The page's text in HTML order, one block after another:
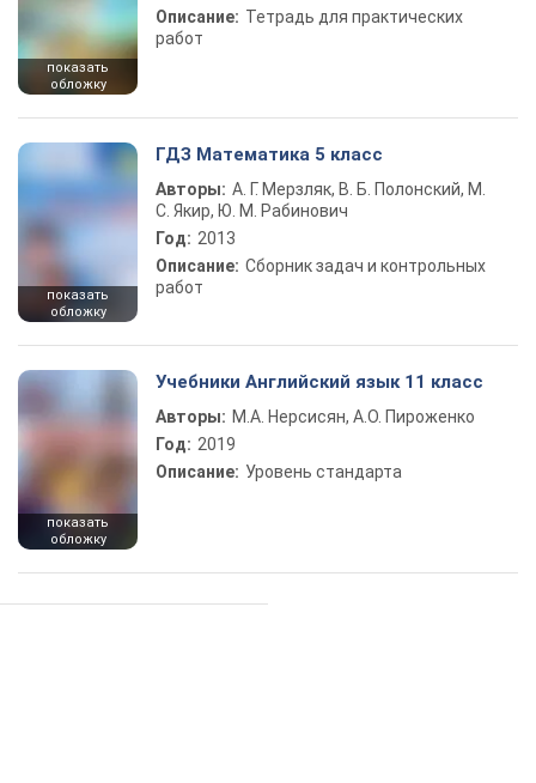
показать
обложку
Описание: Тетрадь для практических
работ
показать
обложку
ГДЗ Математика 5 класс
Авторы: А. Г. Мерзляк, В. Б. Полонский, М.
С. Якир, Ю. М. Рабинович
Год: 2013
Описание: Сборник задач и контрольных
работ
показать
обложку
Учебники Английский язык 11 класс
Авторы: М.А. Нерсисян, А.О. Пироженко
Год: 2019
Описание: Уровень стандарта